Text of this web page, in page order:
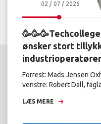
02 / 07 / 2026
ønsker stort
industrioperatører
Forrest: Mads Jensen
venstre: Robert Dall,
LÆS MERE